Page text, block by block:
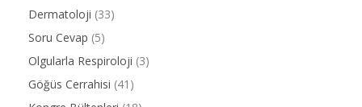
Dermatoloji (33)
Soru Cevap (5)
Olgularla Respiroloji (3)
Göğüs Cerrahisi (41)